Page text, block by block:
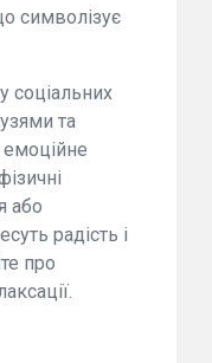
символізує
соціальних
та
або
радість і
про